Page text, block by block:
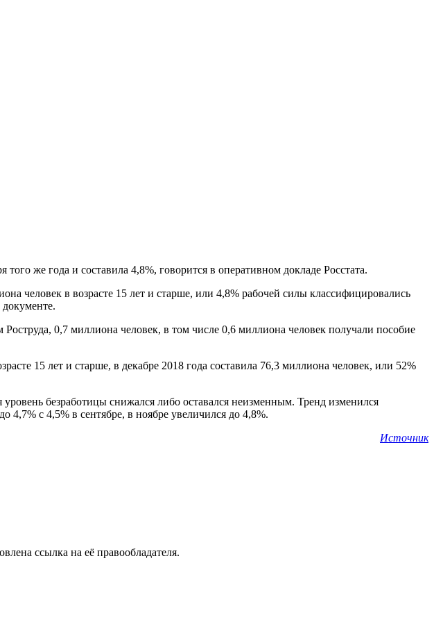
же года и составила 4,8%, говорится в оперативном докладе Росстата.
человек в возрасте 15 лет и старше, или 4,8% рабочей силы классифицировались
0,7 миллиона человек, в том числе 0,6 миллиона человек получали пособие
15 лет и старше, в декабре 2018 года составила 76,3 миллиона человек, или 52%
безработицы снижался либо оставался неизменным. Тренд изменился
4,7% с 4,5% в сентябре, в ноябре увеличился до 4,8%.
Источник
ссылка на её правообладателя.